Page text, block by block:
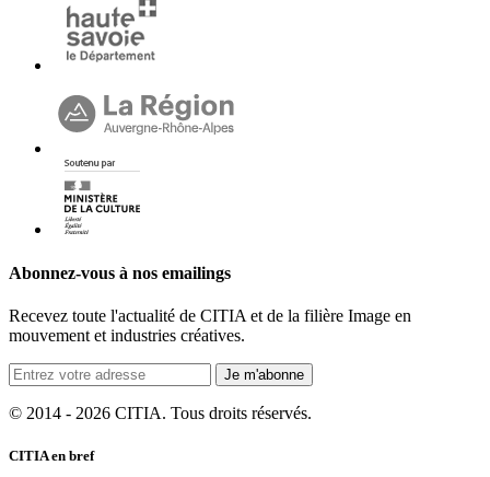
Abonnez-vous à nos emailings
Recevez toute l'actualité de CITIA et de la filière Image en
mouvement et industries créatives.
Je m'abonne
© 2014 - 2026 CITIA. Tous droits réservés.
CITIA en bref